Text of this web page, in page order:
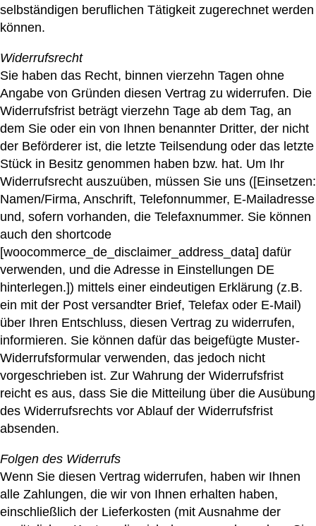
selbständigen beruflichen Tätigkeit zugerechnet werden
können.
Widerrufsrecht
Sie haben das Recht, binnen vierzehn Tagen ohne
Angabe von Gründen diesen Vertrag zu widerrufen. Die
Widerrufsfrist beträgt vierzehn Tage ab dem Tag, an
dem Sie oder ein von Ihnen benannter Dritter, der nicht
der Beförderer ist, die letzte Teilsendung oder das letzte
Stück in Besitz genommen haben bzw. hat. Um Ihr
Widerrufsrecht auszuüben, müssen Sie uns ([Einsetzen:
Namen/Firma, Anschrift, Telefonnummer, E-Mailadresse
und, sofern vorhanden, die Telefaxnummer. Sie können
auch den shortcode
[woocommerce_de_disclaimer_address_data] dafür
verwenden, und die Adresse in Einstellungen DE
hinterlegen.]) mittels einer eindeutigen Erklärung (z.B.
ein mit der Post versandter Brief, Telefax oder E-Mail)
über Ihren Entschluss, diesen Vertrag zu widerrufen,
informieren. Sie können dafür das beigefügte Muster-
Widerrufsformular verwenden, das jedoch nicht
vorgeschrieben ist. Zur Wahrung der Widerrufsfrist
reicht es aus, dass Sie die Mitteilung über die Ausübung
des Widerrufsrechts vor Ablauf der Widerrufsfrist
absenden.
Folgen des Widerrufs
Wenn Sie diesen Vertrag widerrufen, haben wir Ihnen
alle Zahlungen, die wir von Ihnen erhalten haben,
einschließlich der Lieferkosten (mit Ausnahme der